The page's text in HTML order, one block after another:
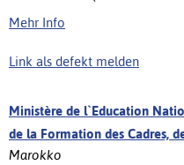
Mehr Info
Link als defekt melden
Ministère de l`Education
de la Formation des Cadres,
Marokko